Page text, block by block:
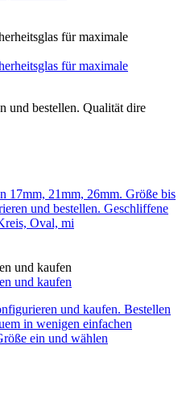
für maximale
für maximale
und bestellen. Qualität dire
17mm, 21mm, 26mm. Größe bis
und bestellen. Geschliffene
Oval, mi
und kaufen
und kaufen
und kaufen. Bestellen
in wenigen einfachen
ein und wählen